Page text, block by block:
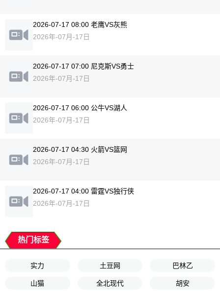
2026-07-17 08:00 老鹰VS灰熊
2026年-07月-17日
2026-07-17 07:00 尼克斯VS勇士
2026年-07月-17日
2026-07-17 06:00 公牛VS湖人
2026年-07月-17日
2026-07-17 04:30 火箭VS篮网
2026年-07月-17日
2026-07-17 04:00 雷霆VS独行侠
2026年-07月-17日
热门标签
实力 土豆网 巴林乙
山猫 全北现代 胡安